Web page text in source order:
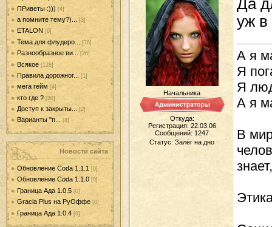
ПРиветы :))) [4]
а помните тему?)... [3]
ETALON [6]
Тема для флудеро... [76]
Разнообразное ви... [26]
Всякое [128]
Правила дорожног... [1]
мега гейм [4]
кто где ? [30]
Доступ к закрыты... [2]
Варианты "п... [8]
Новости сайта
Обновление Coda 1.1.1 [0]
Обновление Coda 1.1.0 [0]
Граница Ада 1.0.5 [0]
Gracia Plus на РуОффе [0]
Граница Ада 1.0.4 [0]
Начальника
Откуда:
Регистрация: 22.03.06
Сообщений: 1247
Статус: Залёг на дно
Да
уж в
А я
Я
Я
А я
В